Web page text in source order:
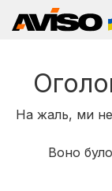
На жаль, ми
Воно